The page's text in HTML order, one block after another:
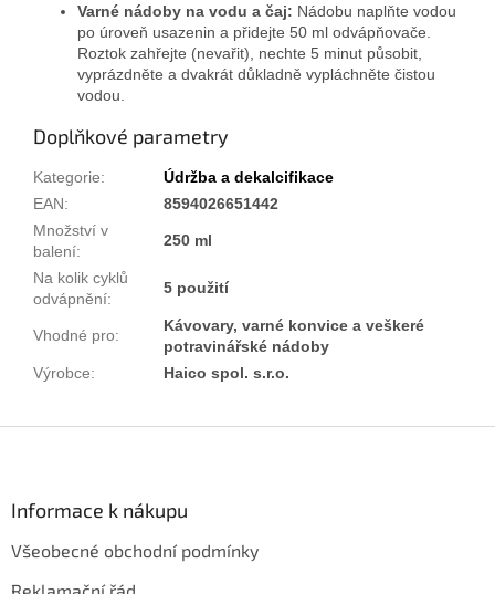
Varné nádoby na vodu a čaj: Nádobu naplňte vodou
po úroveň usazenin a přidejte 50 ml odvápňovače.
Roztok zahřejte (nevařit), nechte 5 minut působit,
vyprázdněte a dvakrát důkladně vypláchněte čistou
vodou.
Doplňkové parametry
Kategorie:
Údržba a dekalcifikace
EAN:
8594026651442
Množství v
balení:
250 ml
Na kolik cyklů
odvápnění:
5 použití
Vhodné pro:
Kávovary, varné konvice a veškeré
potravinářské nádoby
Výrobce: Haico spol. s.r.o.
Informace k nákupu
Všeobecné obchodní podmínky